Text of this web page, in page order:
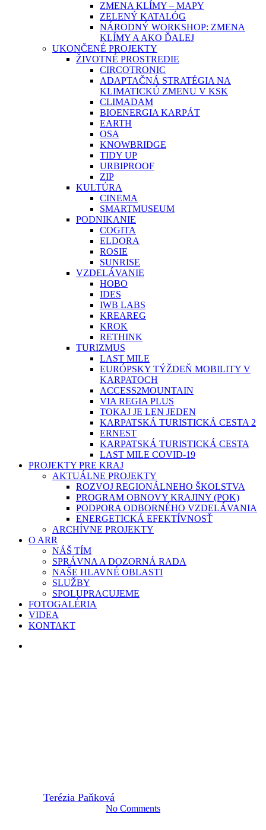
ZMENA KLÍMY – MAPY
ZELENÝ KATALÓG
NÁRODNÝ WORKSHOP: ZMENA
KLÍMY A AKO ĎALEJ
UKONČENÉ PROJEKTY
ŽIVOTNÉ PROSTREDIE
CIRCOTRONIC
ADAPTAČNÁ STRATÉGIA NA
KLIMATICKÚ ZMENU V KSK
CLIMADAM
BIOENERGIA KARPÁT
EARTH
OSA
KNOWBRIDGE
TIDY UP
URBIPROOF
ZIP
KULTÚRA
CINEMA
SMARTMUSEUM
PODNIKANIE
COGITA
ELDORA
ROSIE
SUNRISE
VZDELÁVANIE
HOBO
IDES
IWB LABS
KREAREG
KROK
RETHINK
TURIZMUS
LAST MILE
EURÓPSKY TÝŽDEŇ MOBILITY V
KARPATOCH
ACCESS2MOUNTAIN
VIA REGIA PLUS
TOKAJ JE LEN JEDEN
KARPATSKÁ TURISTICKÁ CESTA 2
ERNEST
KARPATSKÁ TURISTICKÁ CESTA
LAST MILE COVID-19
PROJEKTY PRE KRAJ
AKTUÁLNE PROJEKTY
ROZVOJ REGIONÁLNEHO ŠKOLSTVA
PROGRAM OBNOVY KRAJINY (POK)
PODPORA ODBORNÉHO VZDELÁVANIA
ENERGETICKÁ EFEKTÍVNOSŤ
ARCHÍVNE PROJEKTY
O ARR
NÁŠ TÍM
SPRÁVNA A DOZORNÁ RADA
NAŠE HLAVNÉ OBLASTI
SLUŽBY
SPOLUPRACUJEME
FOTOGALÉRIA
VIDEA
KONTAKT
Terézia Paňková
No Comments